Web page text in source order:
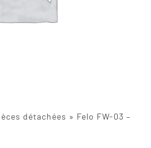
détachées » Felo FW-03 –